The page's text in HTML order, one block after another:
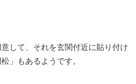
して、それを玄関付近に貼り付け
」 もあるようです。